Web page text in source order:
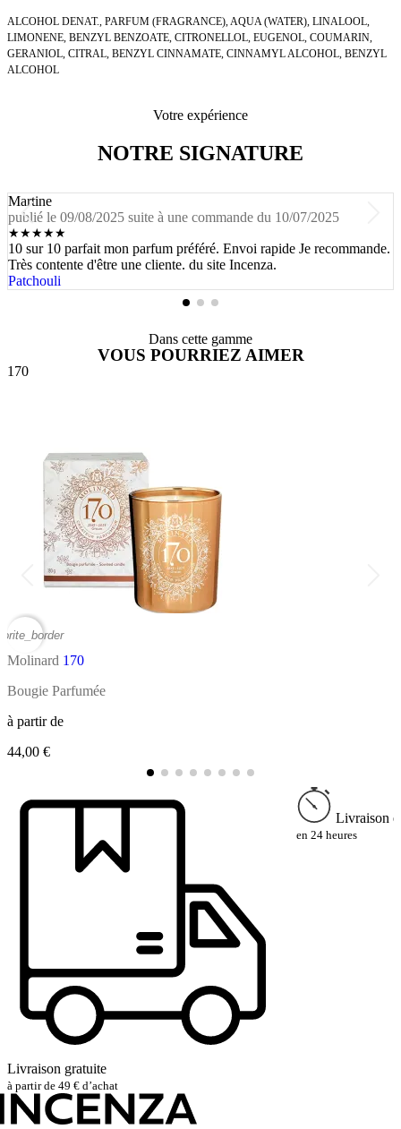
ALCOHOL DENAT., PARFUM (FRAGRANCE), AQUA (WATER), LINALOOL,
LIMONENE, BENZYL BENZOATE, CITRONELLOL, EUGENOL, COUMARIN,
GERANIOL, CITRAL, BENZYL CINNAMATE, CINNAMYL ALCOHOL, BENZYL
ALCOHOL
Votre expérience
NOTRE SIGNATURE
Martine
publié le 09/08/2025 suite à une commande du 10/07/2025
★★★★★
10 sur 10 parfait mon parfum préféré. Envoi rapide Je recommande.
Très contente d'être une cliente. du site Incenza.
Patchouli
Dans cette gamme
VOUS POURRIEZ AIMER
170
Molinard 170
Bougie Parfumée
à partir de
44,00 €
Livraison gratuite
à partir de 49 € d’achat
Livraison
en 24 heures